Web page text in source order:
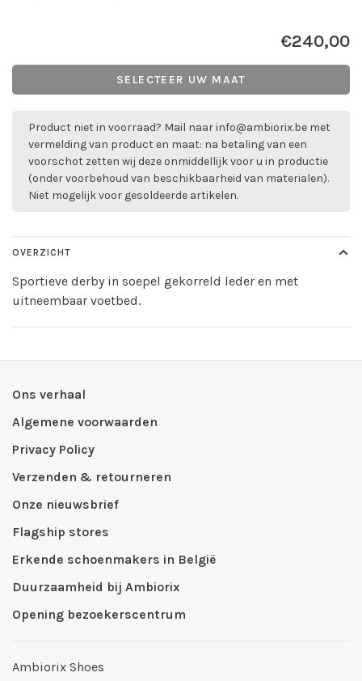
€240,00
SELECTEER UW MAAT
Product niet in voorraad? Mail naarinfo@ambiorix.be met
vermelding van product en maat: na betaling van een
voorschot zetten wij deze onmiddellijk voor u in productie
(onder voorbehoud van beschikbaarheid van materialen).
Niet mogelijk voor gesoldeerde artikelen.
OVERZICHT
Sportieve derby in soepel gekorreld leder en met
uitneembaar voetbed.
Ons verhaal
Algemene voorwaarden
Privacy Policy
Verzenden & retourneren
Onze nieuwsbrief
Flagship stores
Erkende schoenmakers in België
Duurzaamheid bij Ambiorix
Opening bezoekerscentrum
Ambiorix Shoes